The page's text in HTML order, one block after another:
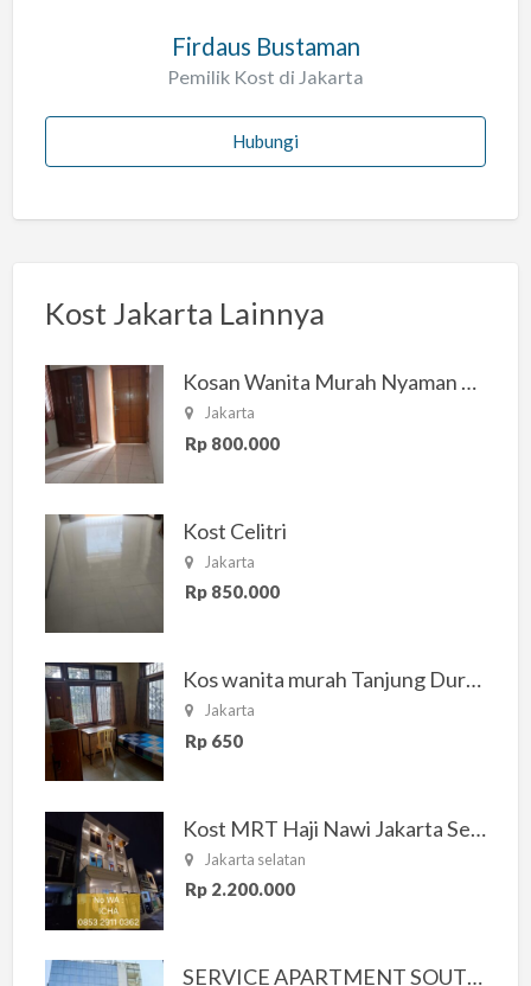
Firdaus Bustaman
Pemilik Kost di Jakarta
Hubungi
Kost Jakarta Lainnya
Kosan Wanita Murah Nyaman di Jakarta Selatan
Jakarta
Rp 800.000
Kost Celitri
Jakarta
Rp 850.000
Kos wanita murah Tanjung Duren Jakarta Barat
Jakarta
Rp 650
Kost MRT Haji Nawi Jakarta Selatan
Jakarta selatan
Rp 2.200.000
SERVICE APARTMENT SOUTH RESIDENCE